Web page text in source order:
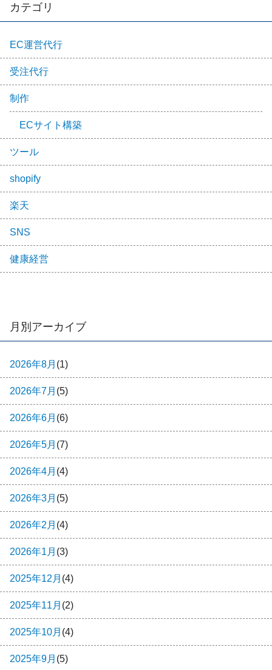
カテゴリ
EC運営代行
受注代行
制作
ECサイト構築
ツール
shopify
楽天
SNS
健康経営
月別アーカイブ
2026年8月 (1)
2026年7月 (5)
2026年6月 (6)
2026年5月 (7)
2026年4月 (4)
2026年3月 (5)
2026年2月 (4)
2026年1月 (3)
2025年12月 (4)
2025年11月 (2)
2025年10月 (4)
2025年9月 (5)